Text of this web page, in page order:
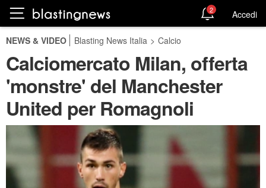
2 Accedi
NEWS & VIDEO Blasting News Italia > Calcio
Calciomercato Milan, offerta
'monstre' del Manchester
United per Romagnoli